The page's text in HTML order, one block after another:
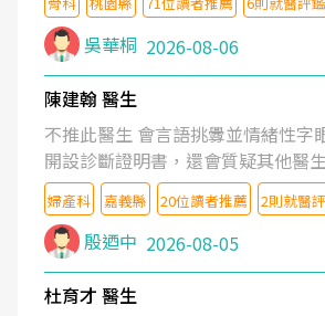
吳華桐 2026-08-06
陳建翰 醫生
不推此醫生 會言語挑釁並情緒性字
開設診斷證明書，還會質疑其他醫
婦產科 嘉義縣 20位讀者推薦 2則就醫
殷迺中 2026-08-05
杜育才 醫生